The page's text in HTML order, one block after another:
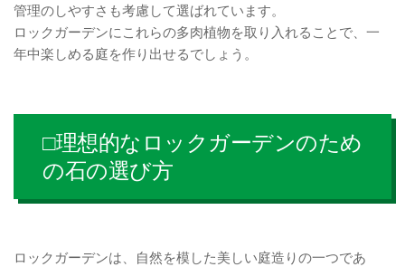
管理のしやすさも考慮して選ばれています。
ロックガーデンにこれらの多肉植物を取り入れることで、一
年中楽しめる庭を作り出せるでしょう。
□理想的なロックガーデンのため
の石の選び方
ロックガーデンは、自然を模した美しい庭造りの一つであ